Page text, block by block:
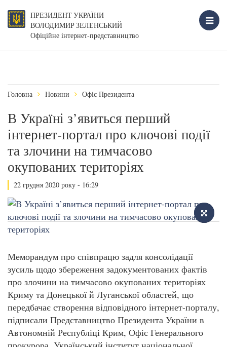
ПРЕЗИДЕНТ УКРАЇНИ
ВОЛОДИМИР ЗЕЛЕНСЬКИЙ
Офіційне інтернет-представництво
Головна Новини Офіс Президента
В Україні з’явиться перший
інтернет-портал про ключові події
та злочини на тимчасово
окупованих територіях
22 грудня 2020 року - 16:29
Меморандум про співпрацю задля консолідації
зусиль щодо збереження задокументованих фактів
про злочини на тимчасово окупованих територіях
Криму та Донецької й Луганської областей, що
передбачає створення відповідного інтернет-порталу,
підписали Представництво Президента України в
Автономній Республіці Крим, Офіс Генерального